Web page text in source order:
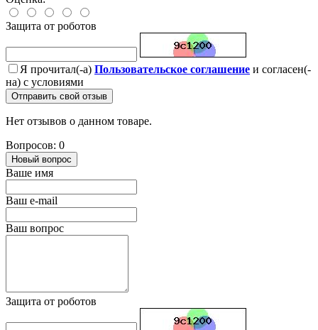
Защита от роботов
Я прочитал(-а) Пользовательское соглашение и согласен(-
на) с условиями
Отправить свой отзыв
Нет отзывов о данном товаре.
Вопросов: 0
Новый вопрос
Ваше имя
Ваш e-mail
Ваш вопрос
Защита от роботов